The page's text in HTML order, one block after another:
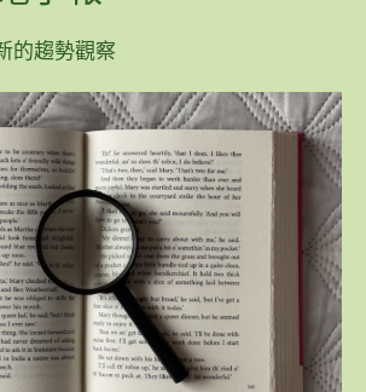
的趨勢觀察